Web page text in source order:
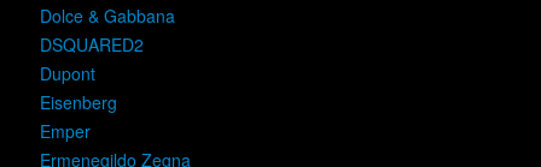
Dolce & Gabbana
DSQUARED2
Dupont
Eisenberg
Emper
Ermenegildo Zegna